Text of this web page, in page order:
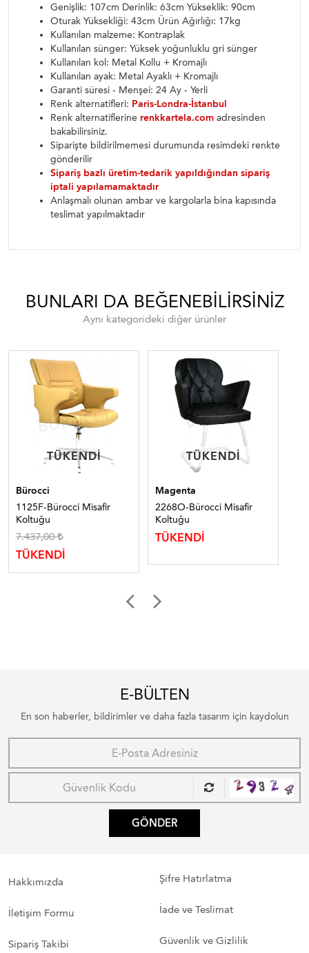
Genişlik: 107cm Derinlik: 63cm Yükseklik: 90cm
Oturak Yüksekliği: 43cm Ürün Ağırlığı: 17kg
Kullanılan malzeme: Kontraplak
Kullanılan sünger: Yüksek yoğunluklu gri sünger
Kullanılan kol: Metal Kollu + Kromajlı
Kullanılan ayak: Metal Ayaklı + Kromajlı
Garanti süresi - Menşei: 24 Ay - Yerli
Renk alternatifleri: Paris-Londra-İstanbul
Renk alternatiflerine renkkartela.com adresinden
bakabilirsiniz.
Siparişte bildirilmemesi durumunda resimdeki renkte
gönderilir
Sipariş bazlı üretim-tedarik yapıldığından sipariş
iptali yapılamamaktadır
Anlaşmalı olunan ambar ve kargolarla bina kapısında
teslimat yapılmaktadır
BUNLARI DA BEĞENEBILIRSINIZ
Aynı kategorideki diğer ürünler
TÜKENDI
TÜKENDI
Bürocci
1125F-Bürocci Misafir
Koltuğu
7.437,00
TÜKENDİ
TÜKENDI
TÜKENDI
Magenta
2268O-Bürocci Misafir
Koltuğu
TÜKENDİ
E-BÜLTEN
En son haberler, bildirimler ve daha fazla tasarım için kaydolun
GÖNDER
Hakkımızda
İletişim Formu
Sipariş Takibi
Şifre Hatırlatma
İade ve Teslimat
Güvenlik ve Gizlilik